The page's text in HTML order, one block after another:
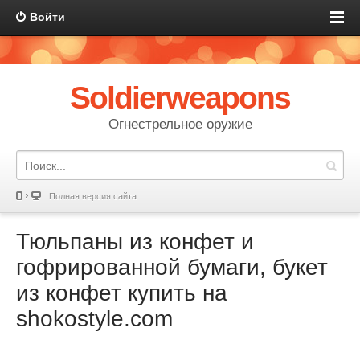
Войти
Soldierweapons
Огнестрельное оружие
Полная версия сайта
Тюльпаны из конфет и
гофрированной бумаги, букет
из конфет купить на
shokostyle.com